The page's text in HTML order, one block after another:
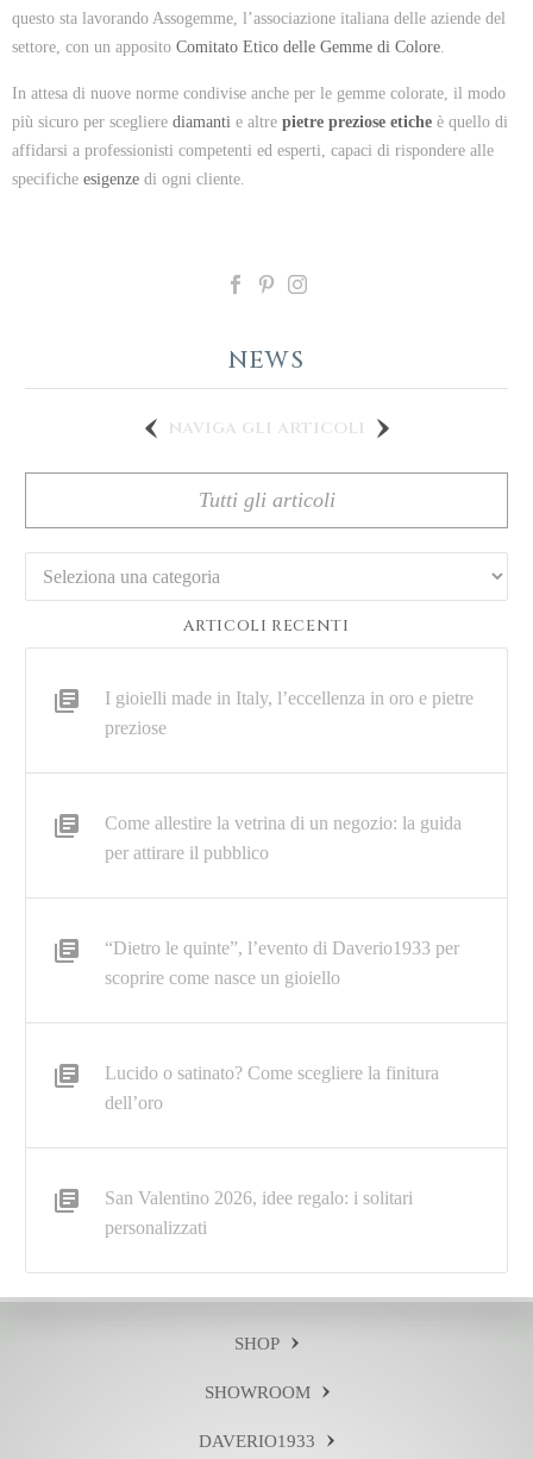
questo sta lavorando Assogemme, l’associazione italiana delle aziende del
settore, con un apposito Comitato Etico delle Gemme di Colore
In attesa di nuove norme condivise anche per le gemme colorate, il modo
più sicuro per scegliere diamanti e altre pietre preziose etiche è quello di
affidarsi a professionisti competenti ed esperti, capaci di rispondere alle
specifiche esigenze di ogni cliente.
NEWS
naviga gli articoli
Tutti gli articoli
Categorie
ARTICOLI RECENTI
I gioielli made in Italy, l’eccellenza in oro e pietre
preziose
Come allestire la vetrina di un negozio: la guida
per attirare il pubblico
“Dietro le quinte”, l’evento di Daverio1933 per
scoprire come nasce un gioiello
Lucido o satinato? Come scegliere la finitura
dell’oro
San Valentino 2026, idee regalo: i solitari
personalizzati
SHOP
SHOWROOM
DAVERIO1933